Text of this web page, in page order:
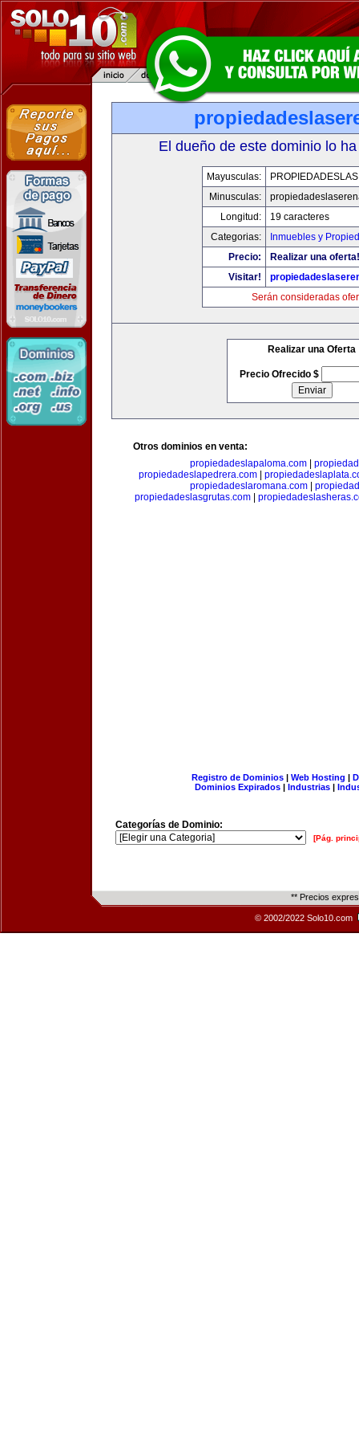
El dueño de este dominio lo
Mayusculas:
Minusculas:
Longitud:
19 caracteres
Categorias:
Inmuebles y
Precio:
Realizar una oferta!
Visitar!
Serán consideradas
Realizar una Oferta
Precio Ofrecido $
Otros dominios en venta:
propiedadeslapaloma.com
propiedadeslapedrera.com|
propiedadeslaromana.com|
propiedadeslasgrutas.com|
Registro de Dominios| Web Hosting |
Dominios Expirados | Industrias |
Categorías de Dominio:
[Pág.
** Precios
© 2002/2022 Solo10.com